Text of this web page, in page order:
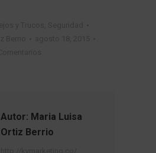
Autor: Maria Luisa
Ortiz Berrio